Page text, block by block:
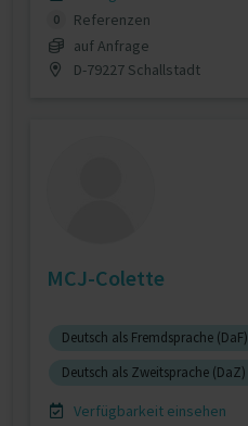
0
Referenzen
auf Anfrage
D-79227 Schallstadt
MCJ-Colette
Deutsch als Fremdsprache (DaF)
Deutsch als Zweitsprache (DaZ)
Verfügbarkeit einsehen